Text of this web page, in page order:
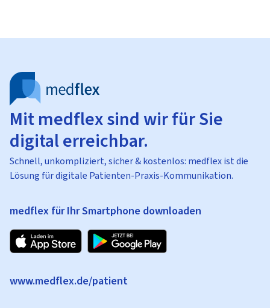
Mit medflex sind wir für Sie
digital erreichbar.
Schnell, unkompliziert, sicher & kostenlos: medflex ist die
Lösung für digitale Patienten-Praxis-Kommunikation.
medflex für Ihr Smartphone downloaden
www.medflex.de/patient